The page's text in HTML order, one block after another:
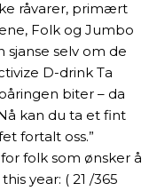
råvarer, primært
Folk og Jumbo
selv om de
D-drink Ta
biter – da
kan du ta et fint
fortalt oss.”
folk som ønsker å
year: ( 21 /365